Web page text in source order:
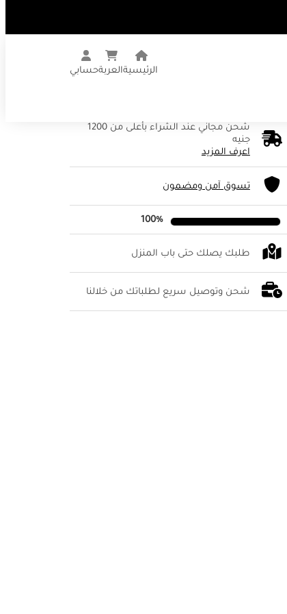
الرئيسيةالعربةحسابي
شحن مجاني عند الشراء بأعلى من 1200
جنيه
اعرف المزيد
تسوق آمن ومضمون
100%
طلبك يصلك حتى باب المنزل
شحن وتوصيل سريع لطلباتك من خلالنا